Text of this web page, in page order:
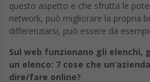
questo aspetto e che sfrutta le
network, può migliorare la propria
differenziarsi, può essere da
Sul web funzionano gli elenchi,
un elenco: 7 cose che
dire/fare online?